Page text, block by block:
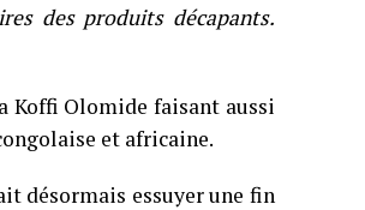
des produits décapants.
Koffi Olomide faisant aussi
et africaine.
désormais essuyer une fin